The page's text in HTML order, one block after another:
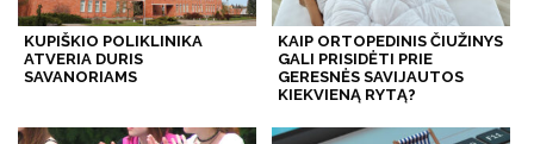
KUPIŠKIO POLIKLINIKA
ATVERIA DURIS
SAVANORIAMS
KAIP ORTOPEDINIS ČIUŽINYS
GALI PRISIDĖTI PRIE
GERESNĖS SAVIJAUTOS
KIEKVIENĄ RYTĄ?